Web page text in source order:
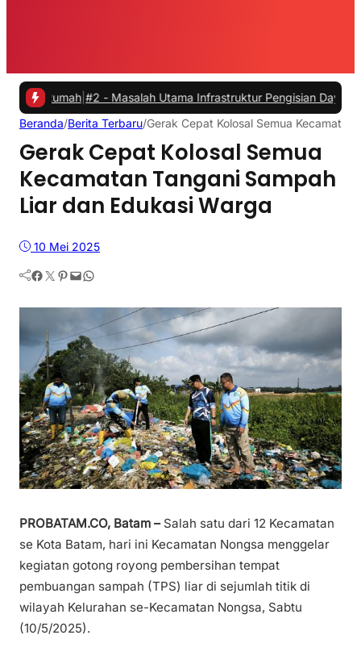
#2 - Masalah Utama Infrastruktur Pengisian Daya untuk Mobil
Beranda/Berita Terbaru/Gerak Cepat Kolosal Semua
Gerak Cepat Kolosal Semua
Kecamatan Tangani Sampah
Liar dan Edukasi Warga
10 Mei 2025
Facebook Twitter Pinterest Mail WhatsApp
PROBATAM.CO, Batam – Salah satu dari 12 Kecamatan
se Kota Batam, hari ini Kecamatan Nongsa menggelar
kegiatan gotong royong pembersihan tempat
pembuangan sampah (TPS) liar di sejumlah titik di
wilayah Kelurahan se-Kecamatan Nongsa, Sabtu
(10/5/2025).